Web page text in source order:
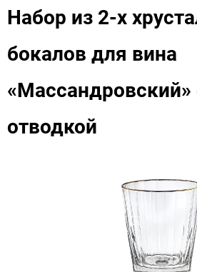
Набор из 2-х
бокалов для вина
«Массандровский»
отводкой